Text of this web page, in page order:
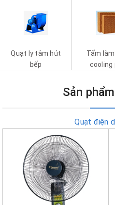
Quạt ly tâm hút
bếp
Tấm
cooling
Sản
Quạt điện